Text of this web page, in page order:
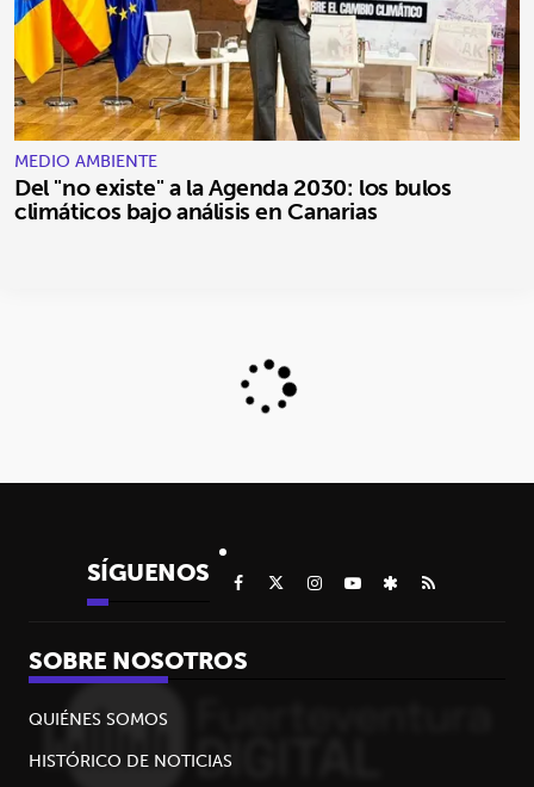
MEDIO AMBIENTE
Del "no existe" a la Agenda 2030: los bulos
climáticos bajo análisis en Canarias
SÍGUENOS
SOBRE NOSOTROS
QUIÉNES SOMOS
HISTÓRICO DE NOTICIAS